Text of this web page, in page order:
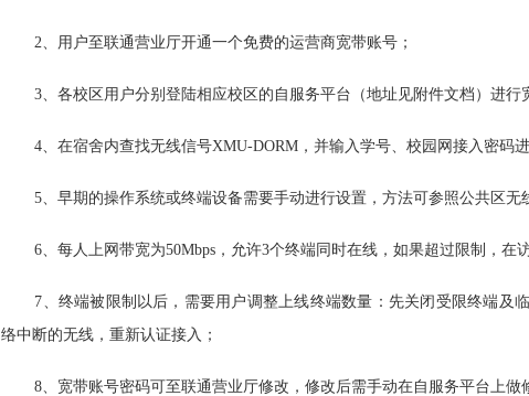
2、用户至联通营业厅开通一个免费的运营商宽带账号；
3、各校区用户分别登陆相应校区的自服务平台（地址见附件文档）进行
4、在宿舍内查找无线信号XMU-DORM，并输入学号、校园网接入密码
5、早期的操作系统或终端设备需要手动进行设置，方法可参照公共区无
6、每人上网带宽为50Mbps，允许3个终端同时在线，如果超过限制，在
7、终端被限制以后，需要用户调整上线终端数量：先关闭受限终端及
络中断的无线，重新认证接入；
8、宽带账号密码可至联通营业厅修改，修改后需手动在自服务平台上做